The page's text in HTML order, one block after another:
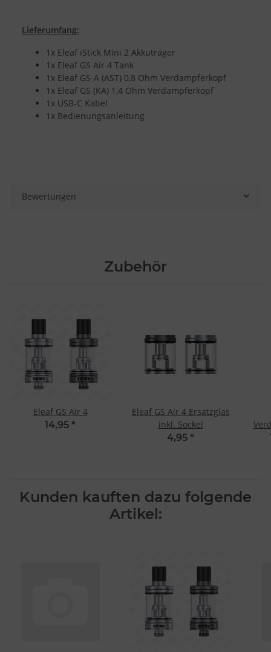
Lieferumfang:
1x Eleaf iStick Mini 2 Akkuträger
1x Eleaf GS Air 4 Tank
1x Eleaf GS-A (AST) 0,8 Ohm Verdampferkopf
1x Eleaf GS (KA) 1,4 Ohm Verdampferkopf
1x USB-C Kabel
1x Bedienungsanleitung
Bewertungen
Zubehör
Eleaf GS Air 4
14,95 *
Eleaf GS Air 4 Ersatzglas
inkl. Sockel
4,95 *
Kunden kauften dazu folgende
Artikel: